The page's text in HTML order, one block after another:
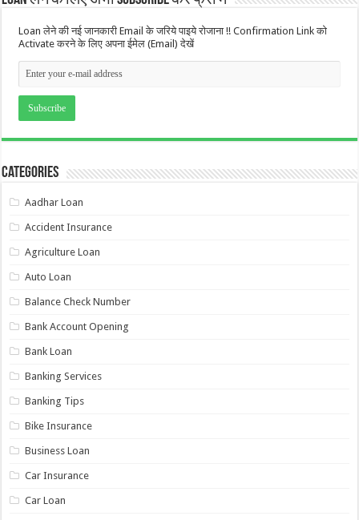
Loan लेने की नई जानकारी Email के जरिये पाइये रोजाना !! Confirmation Link को
Activate करने के लिए अपना ईमेल (Email) देखें
Categories
Aadhar Loan
Accident Insurance
Agriculture Loan
Auto Loan
Balance Check Number
Bank Account Opening
Bank Loan
Banking Services
Banking Tips
Bike Insurance
Business Loan
Car Insurance
Car Loan